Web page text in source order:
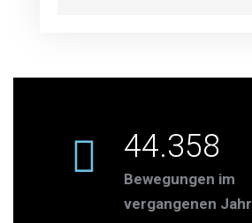
44.358
Bewegungen im
vergangenen Jahr